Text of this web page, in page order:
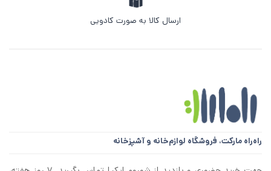
ارسال کالا به صورت کادویی
راه‌راه مارکت، فروشگاه لوازم‌خانه و آشپزخانه